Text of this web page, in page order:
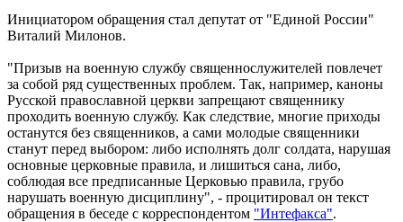
Инициатором обращения стал депутат от "Единой России"
Виталий Милонов.
"Призыв на военную службу священнослужителей повлечет
за собой ряд существенных проблем. Так, например, каноны
Русской православной церкви запрещают священнику
проходить военную службу. Как следствие, многие приходы
останутся без священников, а сами молодые священники
станут перед выбором: либо исполнять долг солдата, нарушая
основные церковные правила, и лишиться сана, либо,
соблюдая все предписанные Церковью правила, грубо
нарушать военную дисциплину", - процитировал он текст
обращения в беседе с корреспондентом "Интефакса".